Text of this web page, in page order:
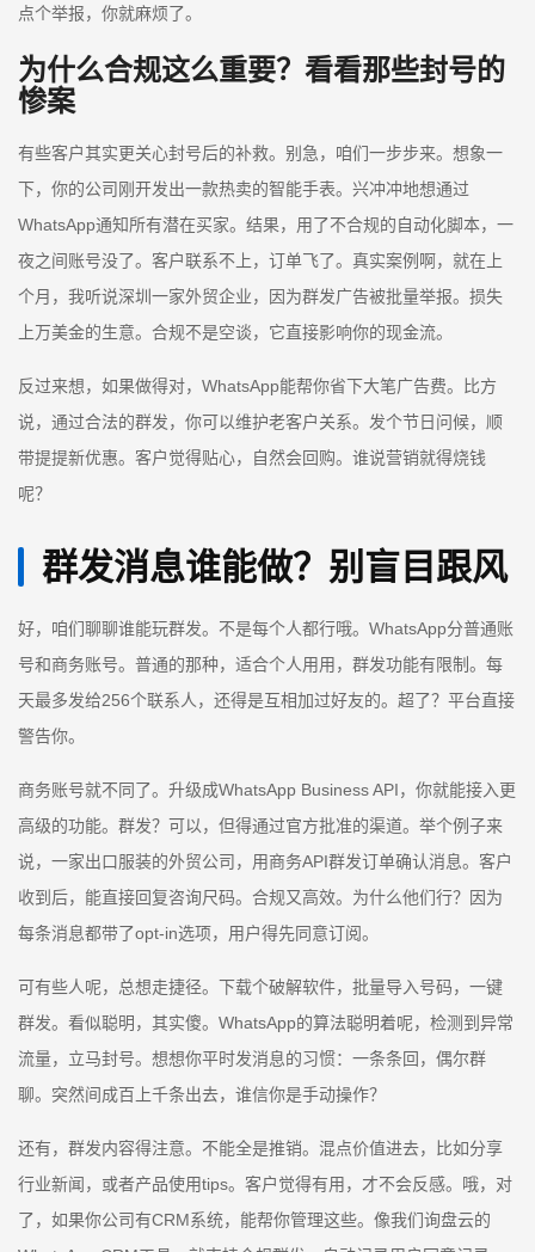
点个举报，你就麻烦了。
为什么合规这么重要？看看那些封号的
惨案
有些客户其实更关心封号后的补救。别急，咱们一步步来。想象一
下，你的公司刚开发出一款热卖的智能手表。兴冲冲地想通过
WhatsApp通知所有潜在买家。结果，用了不合规的自动化脚本，一
夜之间账号没了。客户联系不上，订单飞了。真实案例啊，就在上
个月，我听说深圳一家外贸企业，因为群发广告被批量举报。损失
上万美金的生意。合规不是空谈，它直接影响你的现金流。
反过来想，如果做得对，WhatsApp能帮你省下大笔广告费。比方
说，通过合法的群发，你可以维护老客户关系。发个节日问候，顺
带提提新优惠。客户觉得贴心，自然会回购。谁说营销就得烧钱
呢？
群发消息谁能做？别盲目跟风
好，咱们聊聊谁能玩群发。不是每个人都行哦。WhatsApp分普通账
号和商务账号。普通的那种，适合个人用用，群发功能有限制。每
天最多发给256个联系人，还得是互相加过好友的。超了？平台直接
警告你。
商务账号就不同了。升级成WhatsApp Business API，你就能接入更
高级的功能。群发？可以，但得通过官方批准的渠道。举个例子来
说，一家出口服装的外贸公司，用商务API群发订单确认消息。客户
收到后，能直接回复咨询尺码。合规又高效。为什么他们行？因为
每条消息都带了opt-in选项，用户得先同意订阅。
可有些人呢，总想走捷径。下载个破解软件，批量导入号码，一键
群发。看似聪明，其实傻。WhatsApp的算法聪明着呢，检测到异常
流量，立马封号。想想你平时发消息的习惯：一条条回，偶尔群
聊。突然间成百上千条出去，谁信你是手动操作？
还有，群发内容得注意。不能全是推销。混点价值进去，比如分享
行业新闻，或者产品使用tips。客户觉得有用，才不会反感。哦，对
了，如果你公司有CRM系统，能帮你管理这些。像我们询盘云的